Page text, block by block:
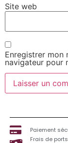
Site web
Enregistrer mon
navigateur pour
Paiement
Frais de